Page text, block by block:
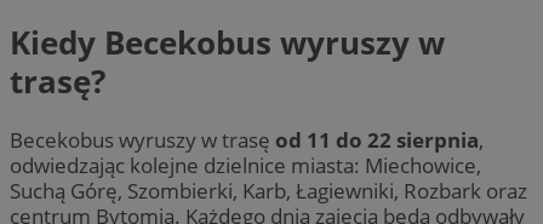
Kiedy Becekobus wyruszy w
trasę?
Becekobus wyruszy w trasę od 11 do 22 sierpnia,
odwiedzając kolejne dzielnice miasta: Miechowice,
Suchą Górę, Szombierki, Karb, Łagiewniki, Rozbark oraz
centrum Bytomia. Każdego dnia zajęcia będą odbywały